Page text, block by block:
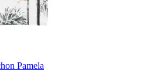
Pamela